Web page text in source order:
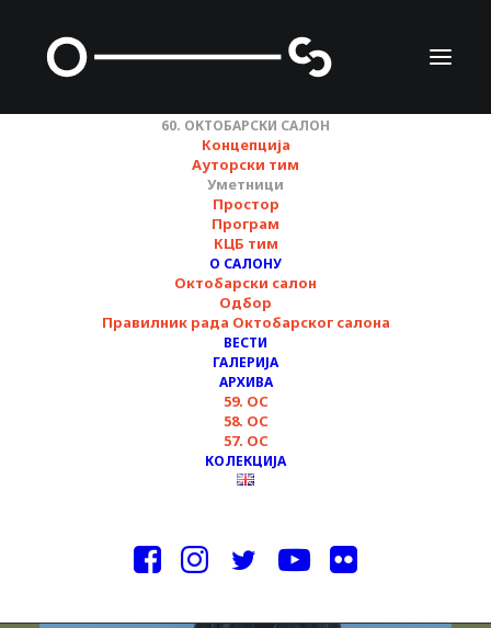
60. ОКТОБАРСКИ САЛОН
Концепција
Ауторски тим
Уметници
Простор
Програм
КЦБ тим
О САЛОНУ
Октобарски салон
Одбор
Правилник рада Октобарског салона
ВЕСТИ
ГАЛЕРИЈА
АРХИВА
59. ОС
58. ОС
57. ОС
КОЛЕКЦИЈА
УМЕТНИЦИ
ЕСТЕТИКА(Е) СУСРЕТА /
AESTHETIC(S) OF
ENCOUNTER(S)